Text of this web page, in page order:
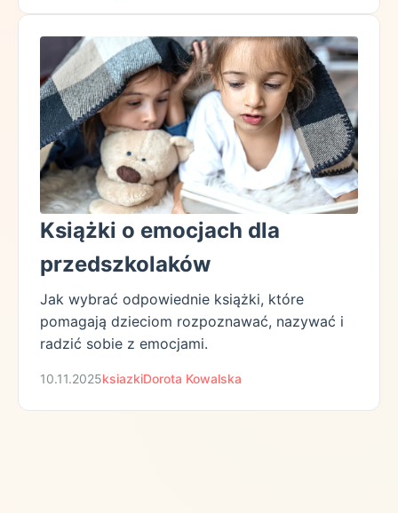
Książki o emocjach dla
przedszkolaków
Jak wybrać odpowiednie książki, które
pomagają dzieciom rozpoznawać, nazywać i
radzić sobie z emocjami.
10.11.2025ksiazkiDorota Kowalska